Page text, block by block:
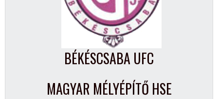
BÉKÉSCSABA UFC
MAGYAR MÉLYÉPÍTŐ HSE